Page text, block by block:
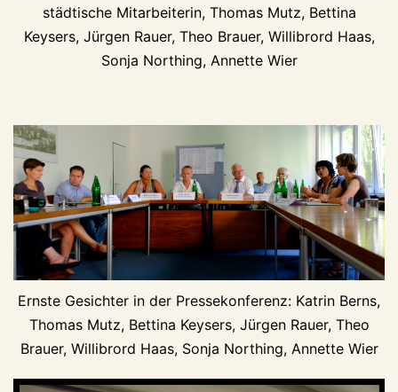
städtische Mitarbeiterin, Thomas Mutz, Bettina
Keysers, Jürgen Rauer, Theo Brauer, Willibrord Haas,
Sonja Northing, Annette Wier
Ernste Gesichter in der Pressekonferenz: Katrin Berns,
Thomas Mutz, Bettina Keysers, Jürgen Rauer, Theo
Brauer, Willibrord Haas, Sonja Northing, Annette Wier